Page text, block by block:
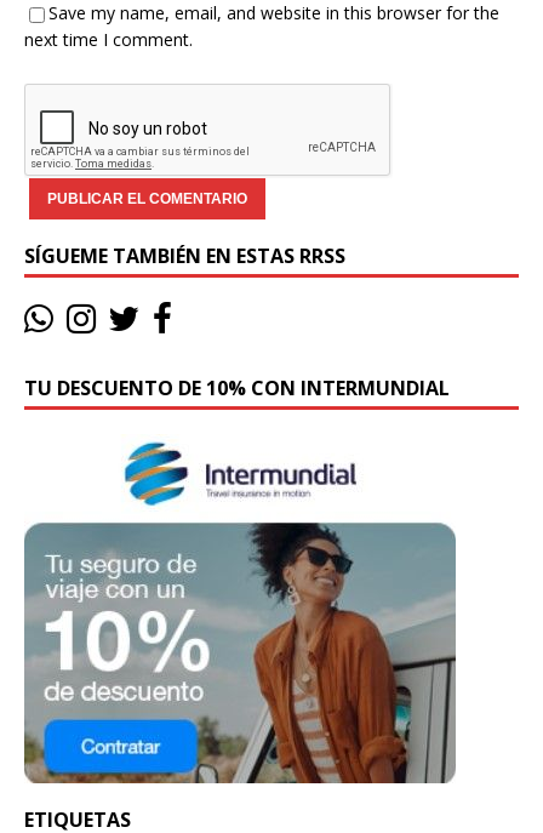
Save my name, email, and website in this browser for the
next time I comment.
SÍGUEME TAMBIÉN EN ESTAS RRSS
TU DESCUENTO DE 10% CON INTERMUNDIAL
ETIQUETAS